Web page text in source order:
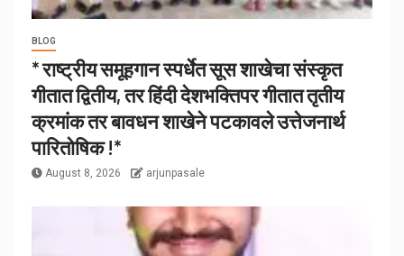
BLOG
* राष्ट्रीय समूहगान स्पर्धेत सूस शाखेचा संस्कृत
गीतात द्वितीय, तर हिंदी देशभक्तिपर गीतात तृतीय
क्रमांक तर बावधन शाखेने पटकावले उत्तेजनार्थ
पारितोषिक !*
August 8, 2026 arjunpasale